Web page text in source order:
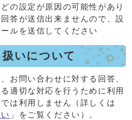
の設定が原因の可能性があり
答が送信出来ませんので、設
ルを送信してください
いについて
お問い合わせに対する回答、
適切な対応を行うために利用
は利用しません（詳しくは
」をご覧ください）。